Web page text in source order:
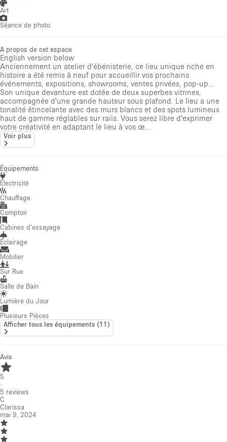
Art
Séance de photo
A propos de cet espace
English version below
Anciennement un atelier d'ébénisterie, ce lieu unique riche en
histoire a été remis à neuf pour accueillir vos prochains
événements, expositions, showrooms, ventes privées, pop-up...
Son unique devanture est dotée de deux superbes vitrines,
accompagnée d'une grande hauteur sous plafond. Le lieu a une
tonalité étincelante avec des murs blancs et des spots lumineux
haut de gamme réglables sur rails. Vous serez libre d'exprimer
votre créativité en adaptant le lieu à vos œ...
Voir plus
Équipements
Électricité
Chauffage
Comptoir
Cabines d'essayage
Éclairage
Mobilier
Sur Rue
Salle de Bain
Lumière du Jour
Plusieurs Pièces
Afficher tous les équipements (11)
Avis
5
·
5 reviews
C
Clarissa
mai 9, 2024